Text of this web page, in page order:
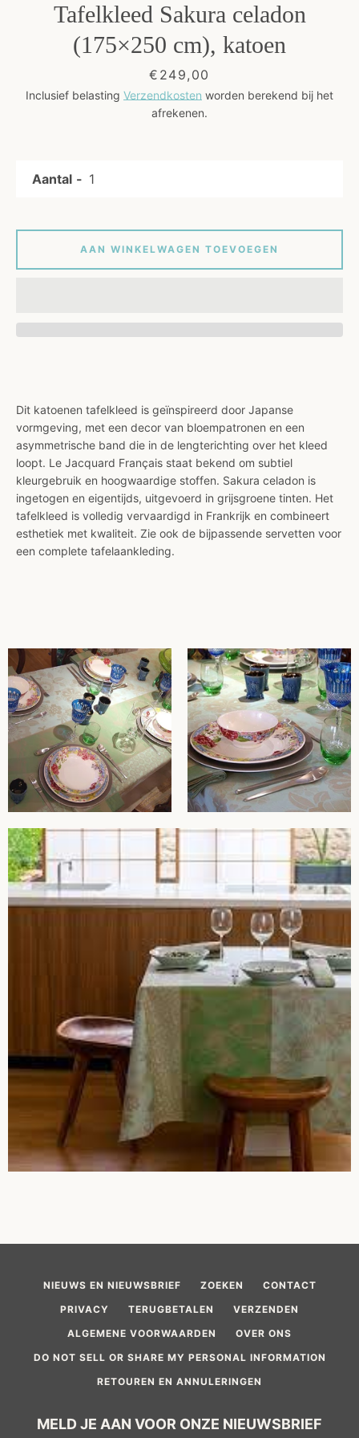
ZOEKEN
Tafelkleed Sakura celadon
(175×250 cm), katoen
Prijs
€249,00
Inclusief belasting Verzendkosten worden berekend bij het
afrekenen.
Dit katoenen tafelkleed is geïnspireerd door Japanse
vormgeving, met een decor van bloempatronen en een
asymmetrische band die in de lengterichting over het kleed
loopt. Le Jacquard Français staat bekend om subtiel
kleurgebruik en hoogwaardige stoffen. Sakura celadon is
ingetogen en eigentijds, uitgevoerd in grijsgroene tinten. Het
tafelkleed is volledig vervaardigd in Frankrijk en combineert
esthetiek met kwaliteit. Zie ook de bijpassende servetten voor
een complete tafelaankleding.
Aantal
AAN WINKELWAGEN TOEVOEGEN
NIEUWS EN NIEUWSBRIEF ZOEKEN
CONTACT
PRIVACY
TERUGBETALEN
VERZENDEN
ALGEMENE VOORWAARDEN
OVER ONS
DO NOT SELL OR SHARE MY PERSONAL INFORMATION
RETOUREN EN ANNULERINGEN
MELD JE AAN VOOR ONZE NIEUWSBRIEF